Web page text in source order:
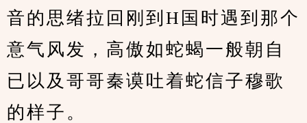
音的思绪拉回刚到H国时遇到那个
意气风发，高傲如蛇蝎一般朝自
已以及哥哥秦谟吐着蛇信子穆歌
的样子。